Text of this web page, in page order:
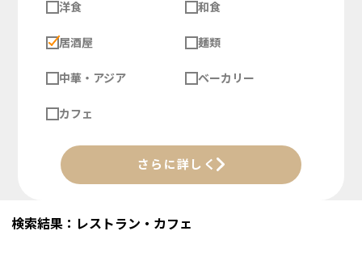
洋食
和食
居酒屋 麺類
中華・アジア ベーカリー
カフェ
さらに詳しく
検索結果：レストラン・カフェ